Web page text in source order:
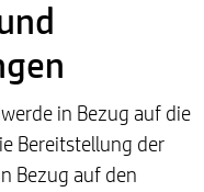
in Bezug auf die
Bereitstellung der
Bezug auf den